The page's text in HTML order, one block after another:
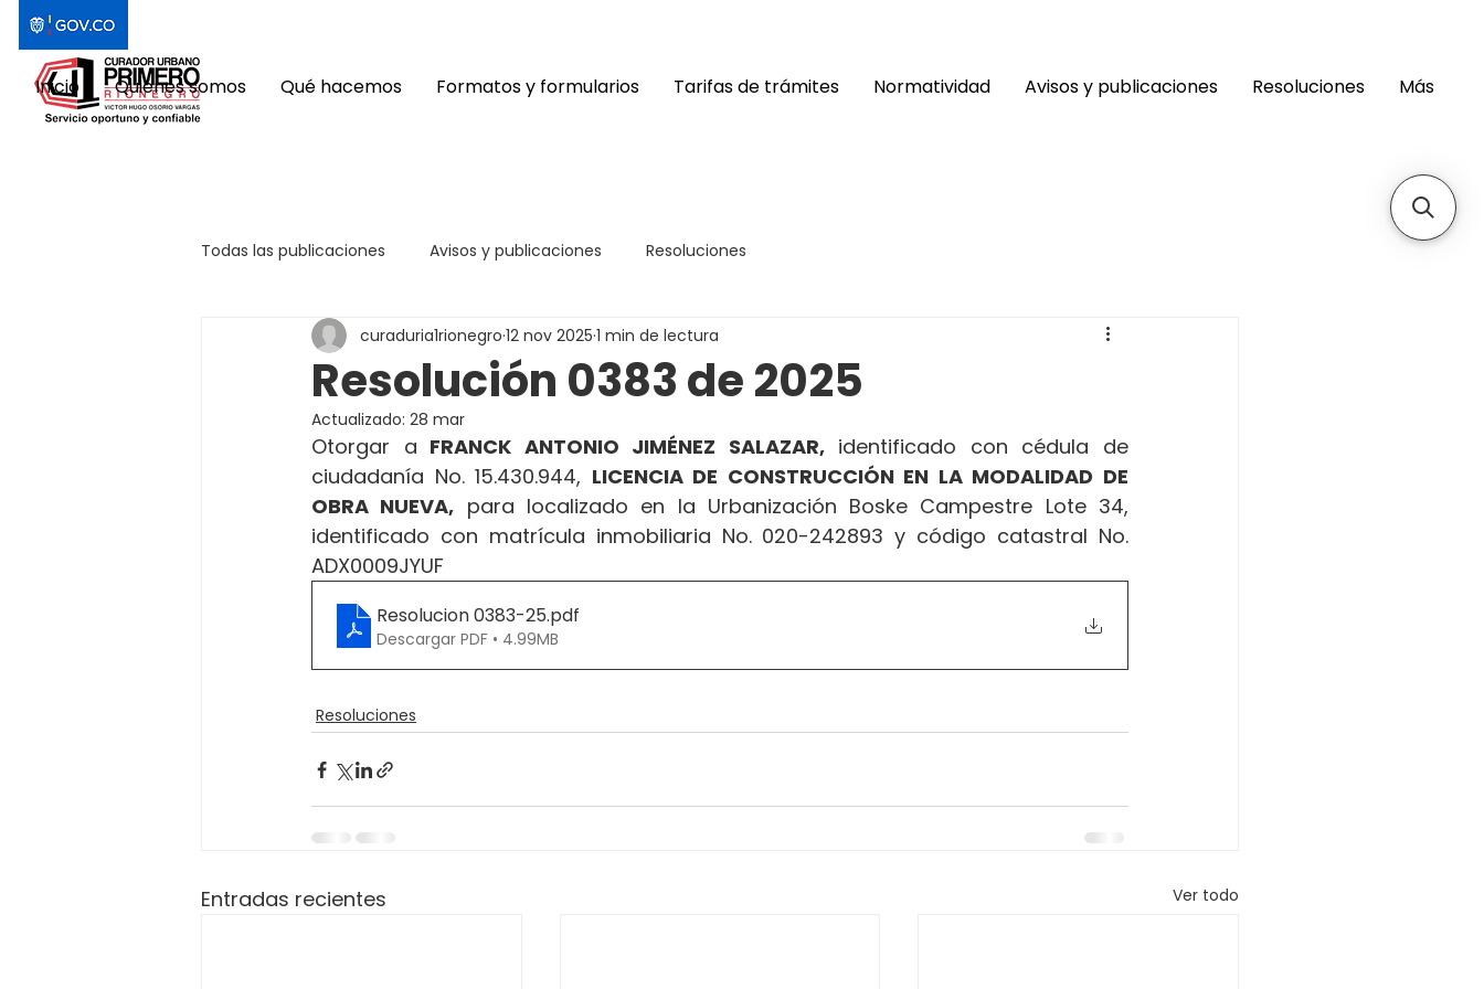
Inicio Quiénes somos Qué hacemos Formatos y formularios Tarifas de trámites Normatividad Avisos y publicaciones Resoluciones Más
Todas las publicaciones Avisos y publicaciones Resoluciones
Resolución 0383 de 2025
curaduria1rionegro 12 nov 2025 1 min de lectura
Actualizado: 28 mar
Otorgar a FRANCK ANTONIO JIMÉNEZ SALAZAR, identificado con cédula de
ciudadanía No. 15.430.944, LICENCIA DE CONSTRUCCIÓN EN LA MODALIDAD DE
OBRA NUEVA, para localizado en la Urbanización Boske Campestre Lote 34,
identificado con matrícula inmobiliaria No. 020-242893 y código catastral No.
ADX0009JYUF
Resolucion 0383-25.pdf
Descargar PDF • 4.99MB
Resoluciones
Entradas recientes Ver todo